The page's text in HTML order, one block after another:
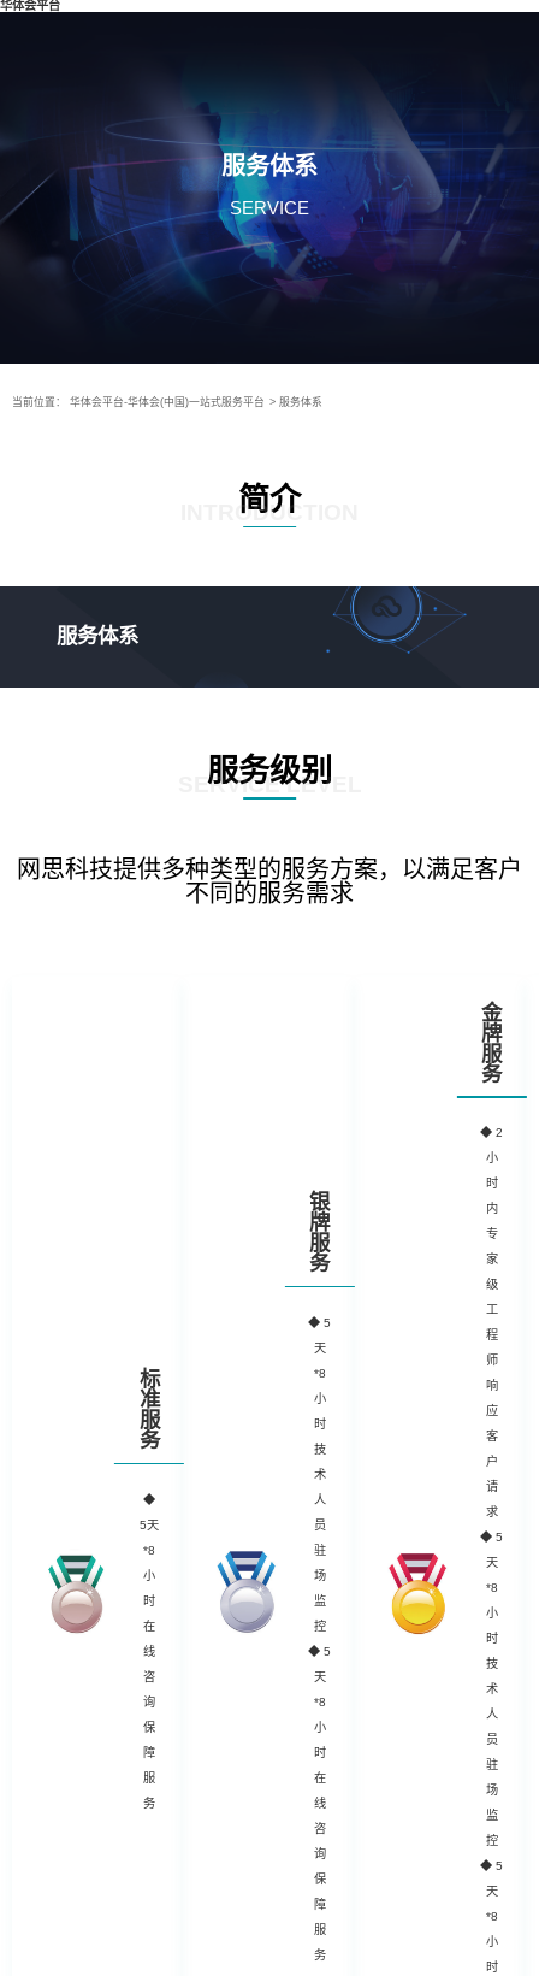
华体会平台
服务体系
SERVICE
当前位置： 华体会平台-华体会(中国)一站式服务平台 > 服务体系
简介
INTRODUCTION
服务体系
服务级别
SERVICE LEVEL
网思科技提供多种类型的服务方案，以满足客户
不同的服务需求
标
准
服
务
◆
5天
*8
小
时
在
线
咨
询
保
障
服
务
银
牌
服
务
◆5
天
*8
小
时
技
术
人
员
驻
场
监
控
◆5
天
*8
小
时
在
线
咨
询
保
障
服
务
金
牌
服
务
◆2
小
时
内
专
家
级
工
程
师
响
应
客
户
请
求
◆ 5
天
*8
小
时
技
术
人
员
驻
场
监
控
◆5
天
*8
小
时